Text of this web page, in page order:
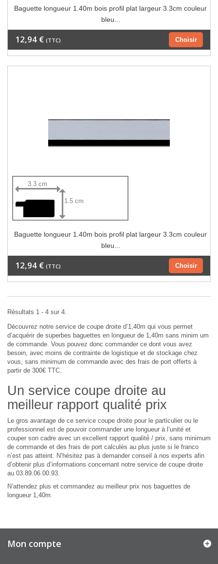
Baguette longueur 1.40m bois profil plat largeur 3.3cm couleur
bleu...
Choisir
12,94 € (TTC)
3.3 cm
1.5 cm
Baguette longueur 1.40m bois profil plat largeur 3.3cm couleur
bleu...
Choisir
12,94 € (TTC)
Résultats 1 - 4 sur 4.
Découvrez notre service de coupe droite d’1,40m qui vous permet
d’acquérir de superbes baguettes en longueur de 1,40m sans minim um
de commande. Vous pouvez donc commander ce dont vous avez
besoin, avec moins de contrainte de logistique et de stockage chez
vous, sans minimum de commande avec des frais de port offerts à
partir de 300€ TTC.
Un service coupe droite au
meilleur rapport qualité prix
Le gros avantage de ce service coupe droite pour le particulier ou le
professionnel est de pouvoir commander une longueur à l’unité et
couper son cadre avec un excellent rapport qualité́ / prix, sans minimum
de commande et des frais de port calculés au plus juste si le franco
n’est pas atteint. N’hésitez pas à demander conseil à nos experts afin
d’obtenir plus d’informations concernant notre service de coupe droite
au 03.89.06.00.93.
N’attendez plus et commandez au meilleur prix nos baguettes de
longueur 1,40m.
Mon compte